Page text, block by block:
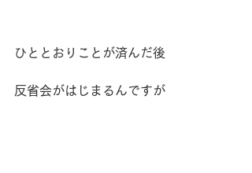
ひととおりことが済んだ後
反省会がはじまるんですが